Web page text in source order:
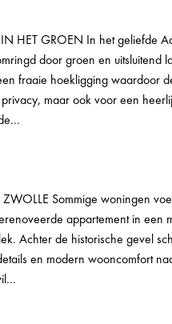
HET GROEN In het geliefde
door groen en uitsluitend
fraaie hoekligging waardoor
maar ook voor een
Sommige woningen
appartement in een
Achter de historische gevel
en modern wooncomfort